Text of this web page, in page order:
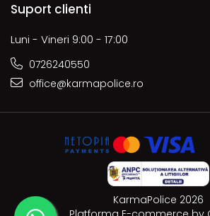
Suport clienti
Luni - Vineri 9:00 - 17:00
0726240550
office@karmapolice.ro
KarmaPolice 2026